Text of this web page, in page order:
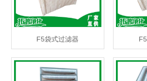
F5袋式过滤器